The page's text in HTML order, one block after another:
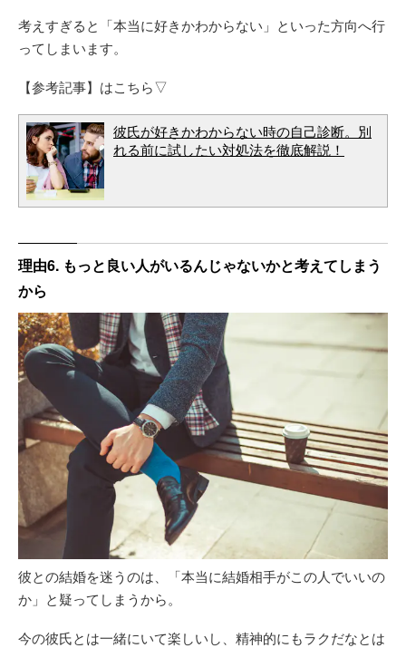
考えすぎると「本当に好きかわからない」といった方向へ行
ってしまいます。
【参考記事】はこちら▽
彼氏が好きかわからない時の自己診断。別
れる前に試したい対処法を徹底解説！
理由6. もっと良い人がいるんじゃないかと考えてしまう
から
彼との結婚を迷うのは、「本当に結婚相手がこの人でいいの
か」と疑ってしまうから。
今の彼氏とは一緒にいて楽しいし、精神的にもラクだなとは